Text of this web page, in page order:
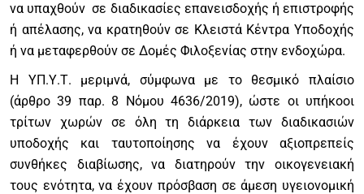
να υπαχθούν σε διαδικασίες επανεισδοχής ή επιστροφής
ή απέλασης, να κρατηθούν σε Κλειστά Κέντρα Υποδοχής
ή να μεταφερθούν σε Δομές Φιλοξενίας στην ενδοχώρα.
Η ΥΠ.Υ.Τ. μεριμνά, σύμφωνα με το θεσμικό πλαίσιο
(άρθρο 39 παρ. 8 Νόμου 4636/2019), ώστε οι υπήκοοι
τρίτων χωρών σε όλη τη διάρκεια των διαδικασιών
υποδοχής και ταυτοποίησης να έχουν αξιοπρεπείς
συνθήκες διαβίωσης, να διατηρούν την οικογενειακή
τους ενότητα, να έχουν πρόσβαση σε άμεση υγειονομική